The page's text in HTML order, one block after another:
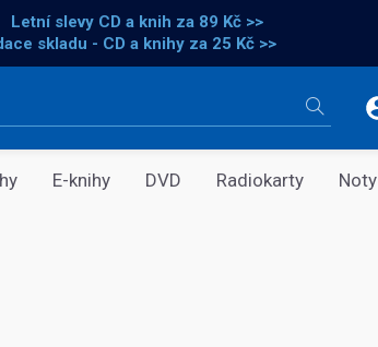
Letní slevy CD a knih za 89 Kč >>
skladu - CD a knihy za 25 Kč >>
E-knihy DVD Radiokarty Noty